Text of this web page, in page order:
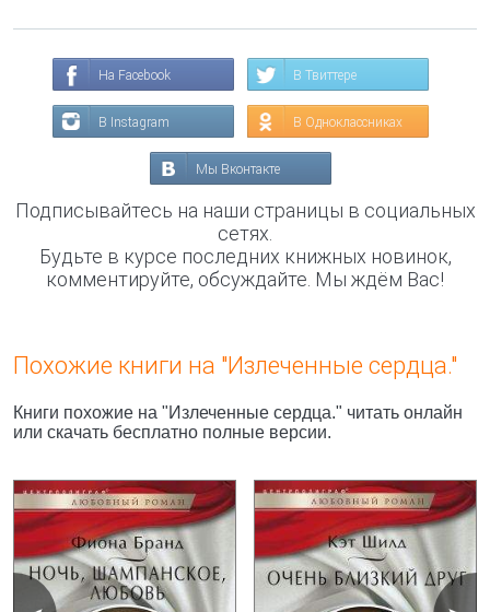
На Facebook В Твиттере
В Instagram В Одноклассниках
Мы Вконтакте
Подписывайтесь на наши страницы в социальных
сетях.
Будьте в курсе последних книжных новинок,
комментируйте, обсуждайте. Мы ждём Вас!
Похожие книги на "Излеченные сердца."
Книги похожие на "Излеченные сердца." читать онлайн
или скачать бесплатно полные версии.